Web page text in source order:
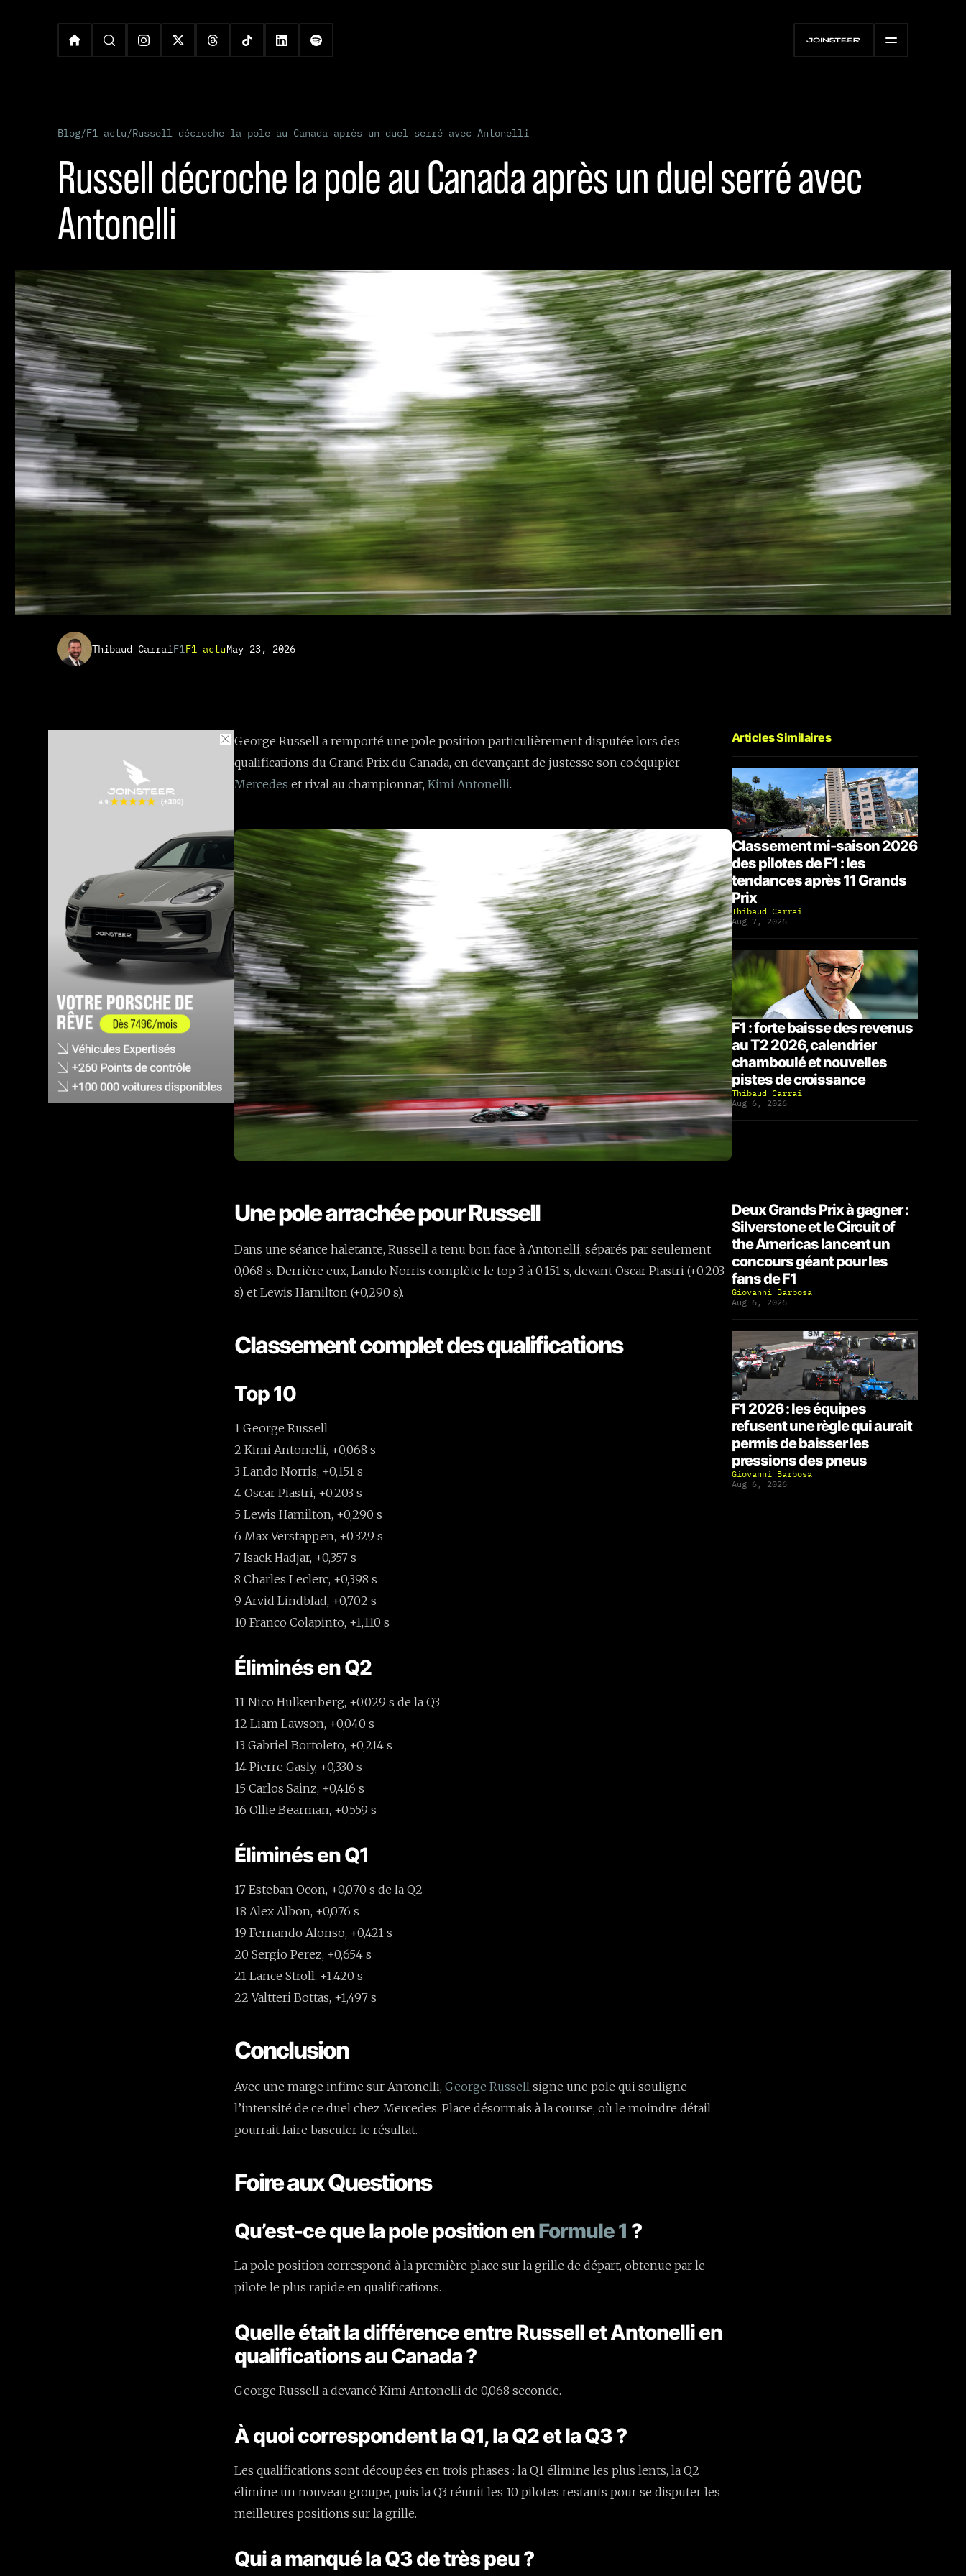
Blog/F1 actu/Russell décroche la pole au Canada après un duel serré avec Antonelli
Russell décroche la pole au Canada après un duel serré avec
Antonelli
Thibaud Carrai F1 F1 actuMay 23, 2026
George Russell a remporté une pole position particulièrement disputée lors des
qualifications du Grand Prix du Canada, en devançant de justesse son coéquipier
Mercedes et rival au championnat,Kimi Antonelli.
Une pole arrachée pour Russell
Dans une séance haletante, Russell a tenu bon face à Antonelli, séparés par seulement
0,068 s. Derrière eux, Lando Norris complète le top 3 à 0,151 s, devant Oscar Piastri (+0,203
s) et Lewis Hamilton (+0,290 s).
Classement complet des qualifications
Top 10
1 George Russell
2 Kimi Antonelli, +0,068 s
3 Lando Norris, +0,151 s
4 Oscar Piastri, +0,203 s
5 Lewis Hamilton, +0,290 s
6 Max Verstappen, +0,329 s
7 Isack Hadjar, +0,357 s
8 Charles Leclerc, +0,398 s
9 Arvid Lindblad, +0,702 s
10 Franco Colapinto, +1,110 s
Éliminés en Q2
11 Nico Hulkenberg, +0,029 s de la Q3
12 Liam Lawson, +0,040 s
13 Gabriel Bortoleto, +0,214 s
14 Pierre Gasly, +0,330 s
15 Carlos Sainz, +0,416 s
16 Ollie Bearman, +0,559 s
Éliminés en Q1
17 Esteban Ocon, +0,070 s de la Q2
18 Alex Albon, +0,076 s
19 Fernando Alonso, +0,421 s
20 Sergio Perez, +0,654 s
21 Lance Stroll, +1,420 s
22 Valtteri Bottas, +1,497 s
Conclusion
Avec une marge infime sur Antonelli,George Russell signe une pole qui souligne
l’intensité de ce duel chez Mercedes. Place désormais à la course, où le moindre détail
pourrait faire basculer le résultat.
Foire aux Questions
Qu’est-ce que la pole position enFormule 1 ?
La pole position correspond à la première place sur la grille de départ, obtenue par le
pilote le plus rapide en qualifications.
Quelle était la différence entre Russell et Antonelli en
qualifications au Canada ?
George Russell a devancé Kimi Antonelli de 0,068 seconde.
À quoi correspondent la Q1, la Q2 et la Q3 ?
Les qualifications sont découpées en trois phases : la Q1 élimine les plus lents, la Q2
élimine un nouveau groupe, puis la Q3 réunit les 10 pilotes restants pour se disputer les
meilleures positions sur la grille.
Qui a manqué la Q3 de très peu ?
Articles Similaires
Classement mi-saison 2026
des pilotes de F1 : les
tendances après 11 Grands
Prix
Thibaud Carrai
Aug 7, 2026
F1 : forte baisse des revenus
au T2 2026, calendrier
chamboulé et nouvelles
pistes de croissance
Thibaud Carrai
Aug 6, 2026
Deux Grands Prix à gagner :
Silverstone et le Circuit of
the Americas lancent un
concours géant pour les
fans de F1
Giovanni Barbosa
Aug 6, 2026
F1 2026 : les équipes
refusent une règle qui aurait
permis de baisser les
pressions des pneus
Giovanni Barbosa
Aug 6, 2026